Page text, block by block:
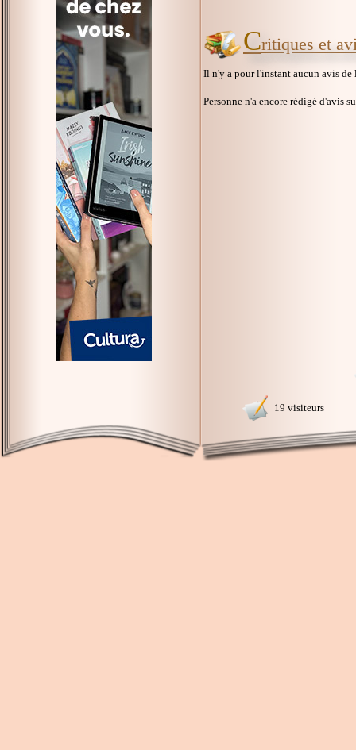
Critiques et
Il n'y a pour l'instant aucun avis
Personne n'a encore rédigé d'avis
19 visiteurs